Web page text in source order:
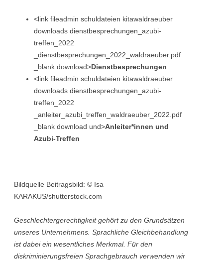
<link fileadmin schuldateien kitawaldraeuber
downloads dienstbesprechungen_azubi-
treffen_2022
_dienstbesprechungen_2022_waldraeuber.pdf
_blank download>Dienstbesprechungen
<link fileadmin schuldateien kitawaldraeuber
downloads dienstbesprechungen_azubi-
treffen_2022
_anleiter_azubi_treffen_waldraeuber_2022.pdf
_blank download und>Anleiter*innen und
Azubi-Treffen
Bildquelle Beitragsbild: © Isa
KARAKUS/shutterstock.com
Geschlechtergerechtigkeit gehört zu den Grundsätzen
unseres Unternehmens. Sprachliche Gleichbehandlung
ist dabei ein wesentliches Merkmal. Für den
diskriminierungsfreien Sprachgebrauch verwenden wir